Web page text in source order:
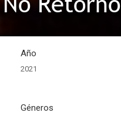
Año
2021
Géneros